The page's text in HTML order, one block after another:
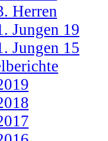
Herren
Jungen 19
Jungen 15